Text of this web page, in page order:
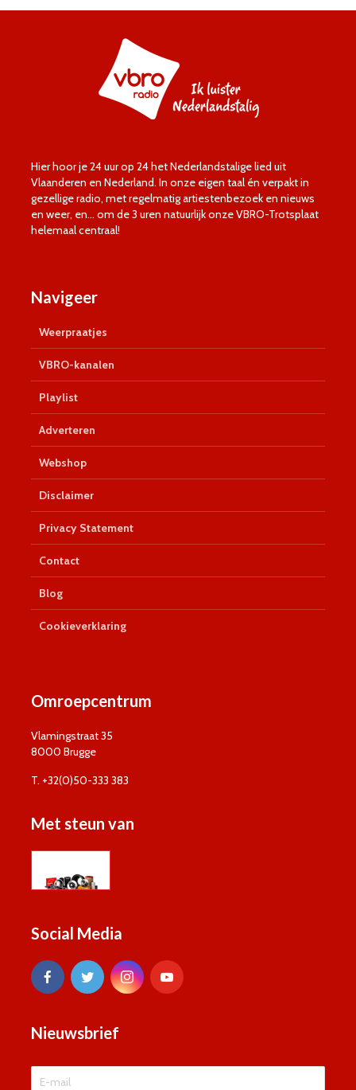
Hier hoor je 24 uur op 24 het Nederlandstalige lied uit
Vlaanderen en Nederland. In onze eigen taal én verpakt in
gezellige radio, met regelmatig artiestenbezoek en nieuws
en weer, en… om de 3 uren natuurlijk onze VBRO-Trotsplaat
helemaal centraal!
Navigeer
Weerpraatjes
VBRO-kanalen
Playlist
Adverteren
Webshop
Disclaimer
Privacy Statement
Contact
Blog
Cookieverklaring
Omroepcentrum
Vlamingstraat 35
8000 Brugge
T. +32(0)50-333 383
Met steun van
Social Media
Nieuwsbrief